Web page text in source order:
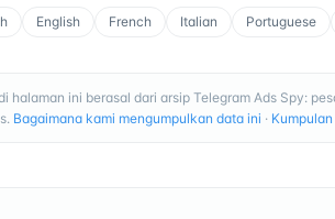
English French Italian Portuguese
halaman ini berasal dari arsip Telegram Ads Spy:
Bagaimana kami mengumpulkan data ini ·